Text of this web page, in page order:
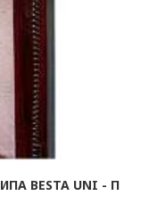
BESTA UNI - П